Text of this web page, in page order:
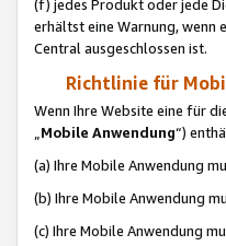
(f) jedes Produkt oder jede
erhältst eine Warnung, wenn
Central ausgeschlossen ist.
Richtlinie für
Wenn Ihre Website eine für
„Mobile Anwendung“)
(a) Ihre Mobile Anwendung
(b) Ihre Mobile Anwendung
(c) Ihre Mobile Anwendung